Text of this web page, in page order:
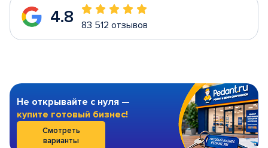
4.8 83 512 отзывов
Не открывайте с нуля —
купите готовый бизнес!
Смотреть
варианты